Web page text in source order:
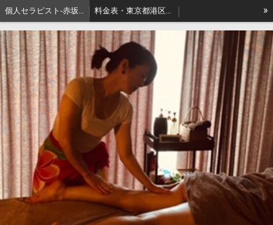
個人セラピスト-赤坂､出張リンパマッサージはアロマセジュール東京 料金表・東京都港区－本格派出張アロマオイルマッサージはセジュールへ
セジュールオーナーセラピスト健康ブログ
»